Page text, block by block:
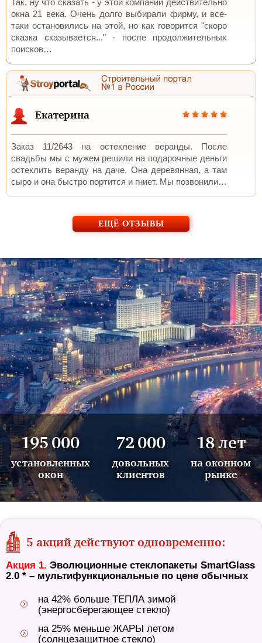
Так, ну что сказать - у этой компании действительно
окна 21 века. Очень долго выбирали фирму, и все-
таки остановились на этой, но как говорится "скоро
сказка сказывается..." - после продолжительных
поисков…
Екатерина
Заказ 11/2643 на остекление веранды. После
свадьбы мы с мужем решили на подарочные деньги
остеклить веранду на даче. Она деревянная, а там
сыро и она быстро портится и гниет. Мы позвонили…
ЕЩЁ ОТЗЫВЫ
195 000
установленных
окон
72 000
довольных
клиентов
18 лет
на оконном
рынке
5 акций действуют одновременно:
Акция 1. Эволюционные стеклопакеты SmartGlass
2.0 * – мультифункциональные по цене обычных
на 42% больше ТЕПЛА зимой
(энергосберегающее стекло)
на 25% меньше ЖАРЫ летом
(солнцезащитное стекло)